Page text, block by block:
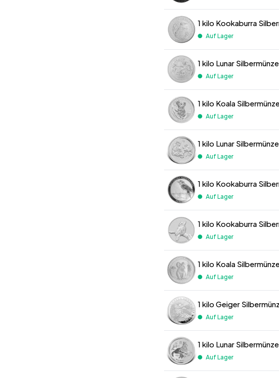
1 kilo Kookaburra
Auf Lager
1 kilo Lunar
Auf Lager
1 kilo Koala
Auf Lager
1 kilo Lunar
Auf Lager
1 kilo Kookaburra
Auf Lager
1 kilo Kookaburra
Auf Lager
1 kilo Koala
Auf Lager
1 kilo Geiger
Auf Lager
1 kilo Lunar
Auf Lager